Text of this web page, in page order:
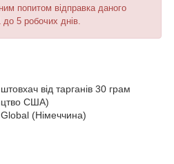
попитом відправка даного
5 робочих днів.
від тарганів 30 грам
США)
Global (Німеччина)